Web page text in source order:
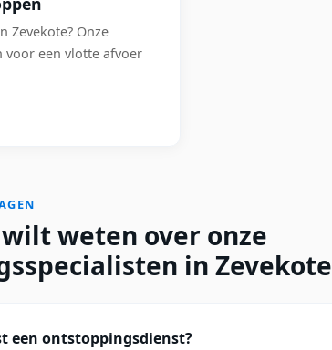
Zevekote? Onze
voor een vlotte afvoer
weten over onze
in Zevekote
een ontstoppingsdienst?